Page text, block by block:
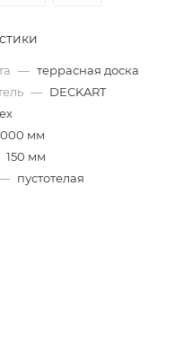
— террасная доска
— DECKART
мм
150 мм
пустотелая